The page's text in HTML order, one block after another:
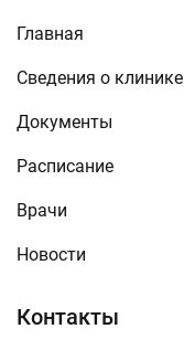
Контакты
Главная
Сведения о клинике
Документы
Расписание
Врачи
Новости